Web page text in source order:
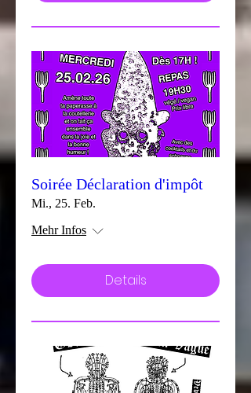
Soirée Déclaration d'impôt
Mi., 25. Feb.
Mehr Infos
Details